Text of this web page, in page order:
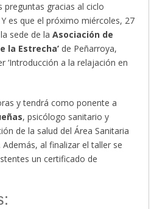
preguntas gracias al ciclo
Y es que el próximo miércoles, 27
sede de laAsociación de
la Estrecha’ de Peñarroya,
‘Introducción a la relajación en
y tendrá como ponente a
, psicólogo sanitario y
de la salud del Área Sanitaria
al finalizar el taller se
un certificado de